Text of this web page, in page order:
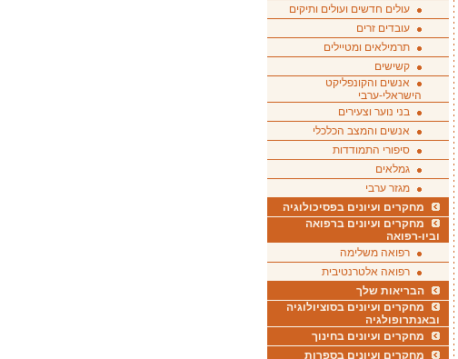
עולים חדשים ועולים ותיקים
עובדים זרים
תרמילאים ומטיילים
קשישים
אנשים והקונפליקט
הישראלי-ערבי
בני נוער וצעירים
אנשים והמצב הכלכלי
סיפורי התמודדות
גמלאים
מגזר ערבי
מחקרים ועיונים בפסיכולוגיה
מחקרים ועיונים ברפואה
וביו-רפואה
רפואה משלימה
רפואה אלטרנטיבית
הבריאות שלך
מחקרים ועיונים בסוציולוגיה
ובאנתרופולגיה
מחקרים ועיונים בחינוך
מחקרים ועיונים בספרות